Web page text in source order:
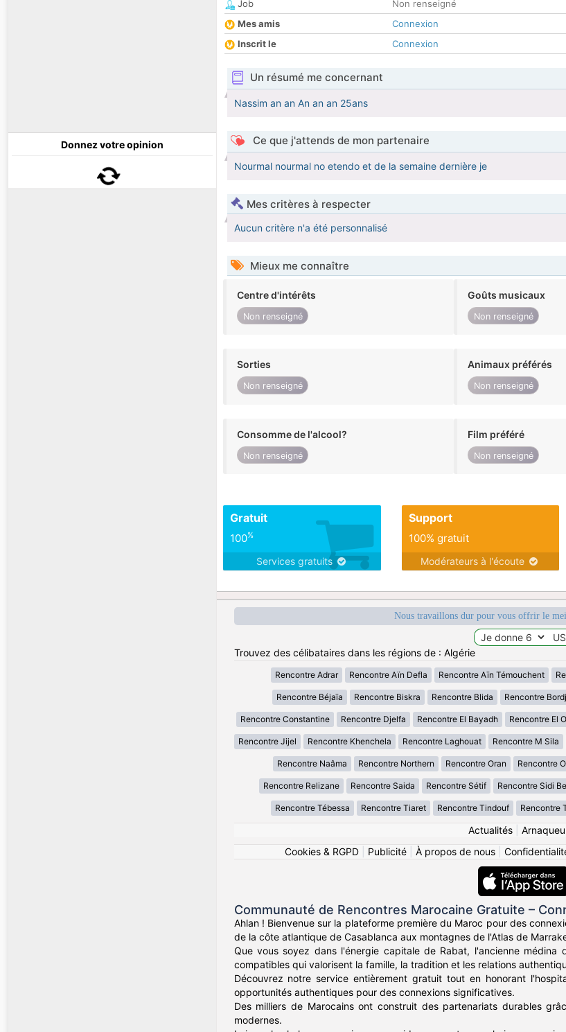
Donnez votre opinion
Job
Non renseigné
Mes amis
Connexion
Inscrit le
Connexion
Un résumé me concernant
Nassim an an An an an 25ans
Ce que j'attends de mon partenaire
Nourmal nourmal no etendo et de la semaine dernière je
Mes critères à respecter
Aucun critère n'a été personnalisé
Mieux me connaître
Centre d'intérêts
Non renseigné
Goûts musicaux
Non renseigné
Sorties
Non renseigné
Animaux préférés
Non renseigné
Consomme de l'alcool?
Non renseigné
Film préféré
Non renseigné
Gratuit
100%
Services gratuits
Support
100% gratuit
Modérateurs à l'écoute
Nous travaillons dur pour vous offrir le
Trouvez des célibataires dans les régions de : Algérie
Rencontre Adrar Rencontre Aïn Defla Rencontre Aïn Témouchent
Rencontre Béjaïa Rencontre Biskra Rencontre Blida Rencontre
Rencontre Constantine Rencontre Djelfa Rencontre El Bayadh Rencontre El
Rencontre Jijel Rencontre Khenchela Rencontre Laghouat Rencontre M Sila
Rencontre Naâma Rencontre Northern Rencontre Oran Rencontre
Rencontre Relizane Rencontre Saida Rencontre Sétif Rencontre Sidi
Rencontre Tébessa Rencontre Tiaret Rencontre Tindouf Rencontre
Actualités|
Cookies & RGPD| Publicité| À propos de nous|
Communauté de Rencontres Marocaine Gratuite –
Ahlan ! Bienvenue sur la plateforme première du Maroc pour des
de la côte atlantique de Casablanca aux montagnes de l'Atlas de
Que vous soyez dans l'énergie capitale de Rabat, l'ancienne
compatibles qui valorisent la famille, la tradition et les relations
Découvrez notre service entièrement gratuit tout en honorant
opportunités authentiques pour des connexions significatives.
Des milliers de Marocains ont construit des partenariats durables
modernes.